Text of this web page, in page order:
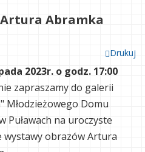
Abramka
Drukuj
2023r. o godz. 17:00
zapraszamy do galerii
Młodzieżowego Domu
Puławach na uroczyste
wystawy obrazów Artura